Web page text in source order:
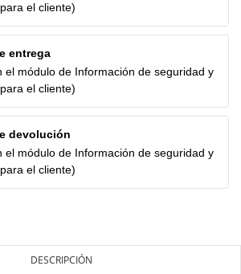
el cliente)
entrega
el módulo de Información de seguridad y
el cliente)
devolución
el módulo de Información de seguridad y
el cliente)
DESCRIPCIÓN